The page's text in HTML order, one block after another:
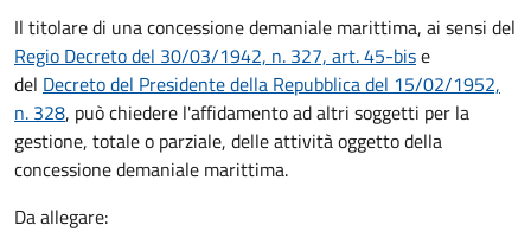
Il titolare di una concessione demaniale marittima, ai sensi del
Regio Decreto del 30/03/1942, n. 327, art. 45-bise
del Decreto del Presidente della Repubblica del 15/02/1952,
n. 328, può chiedere l'affidamento ad altri soggetti per la
gestione, totale o parziale, delle attività oggetto della
concessione demaniale marittima.
Da allegare: